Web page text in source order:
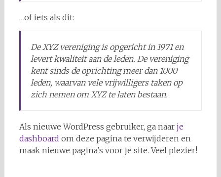
…of iets als dit:
De XYZ vereniging is opgericht in 1971 en
levert kwaliteit aan de leden. De vereniging
kent sinds de oprichting meer dan 1000
leden, waarvan vele vrijwilligers taken op
zich nemen om XYZ te laten bestaan.
Als nieuwe WordPress gebruiker, ga naar je
dashboard om deze pagina te verwijderen en
maak nieuwe pagina’s voor je site. Veel plezier!